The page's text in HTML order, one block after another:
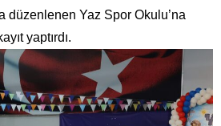
düzenlenen Yaz Spor Okulu’na
yaptırdı.